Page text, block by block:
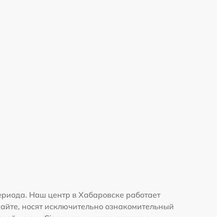
Наш центр в Хабаровске работает
носят исключительно ознакомительный